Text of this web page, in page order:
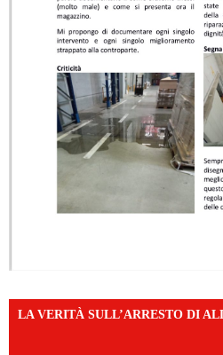
LA VERITÀ SULL’ARRESTO DI